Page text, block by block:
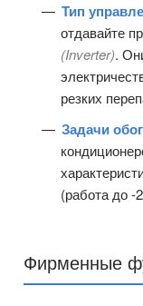
Тип
отдавайте
(Inverter).
резких
Задачи
(работа до -
Фирменные